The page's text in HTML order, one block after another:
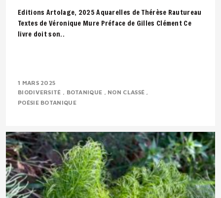
Editions Artolage, 2025 Aquarelles de Thérèse Rautureau
Textes de Véronique Mure Préface de Gilles Clément Ce
livre doit son..
1 MARS 2025
BIODIVERSITÉ
BOTANIQUE
NON CLASSÉ
POÉSIE BOTANIQUE